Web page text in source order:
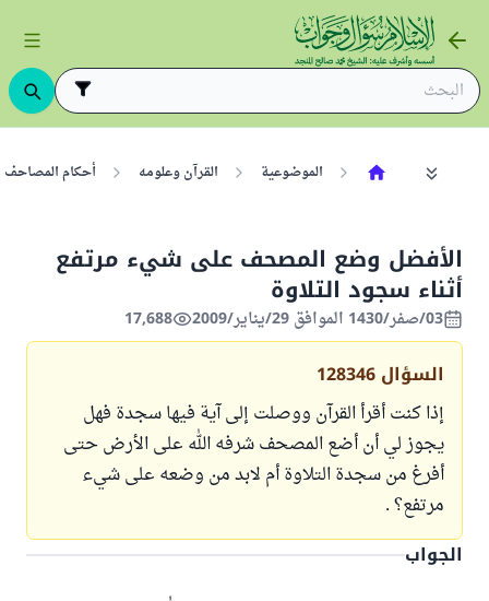
الموضوعية القرآن وعلومه أحكام المصاحف
الأفضل وضع المصحف على شيء مرتفع
أثناء سجود التلاوة
03/صفر/1430 الموافق 29/يناير/2009 17,688
السؤال 128346
إذا كنت أقرأ القرآن ووصلت إلى آية فيها سجدة فهل
يجوز لي أن أضع المصحف شرفه الله على الأرض حتى
أفرغ من سجدة التلاوة أم لابد من وضعه على شيء
مرتفع؟ .
الجواب